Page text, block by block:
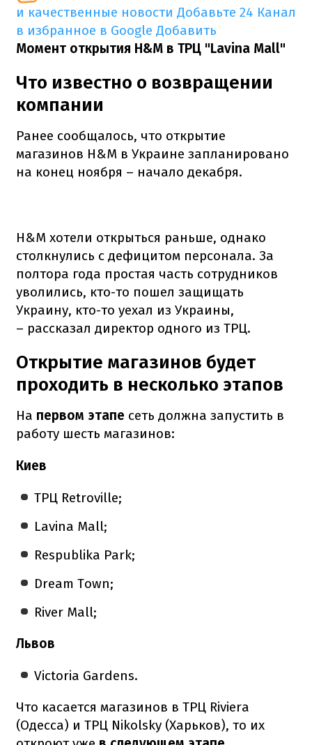
и качественные новости Добавьте 24 Канал
в избранное в Google Добавить
Момент открытия H&M в ТРЦ "Lavina Mall"
Что известно о возвращении
компании
Ранее сообщалось, что открытие
магазинов H&M в Украине запланировано
на конец ноября – начало декабря.
H&M хотели открыться раньше, однако
столкнулись с дефицитом персонала. За
полтора года простая часть сотрудников
уволились, кто-то пошел защищать
Украину, кто-то уехал из Украины,
– рассказал директор одного из ТРЦ.
Открытие магазинов будет
проходить в несколько этапов
На первом этапе сеть должна запустить в
работу шесть магазинов:
Киев
ТРЦ Retroville;
Lavina Mall;
Respublika Park;
Dream Town;
River Mall;
Львов
Victoria Gardens.
Что касается магазинов в ТРЦ Riviera
(Одесса) и ТРЦ Nikolsky (Харьков), то их